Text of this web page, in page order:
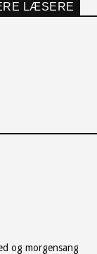
LÆSERE
og morgensang